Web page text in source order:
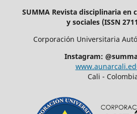
SUMMA Revista disciplinaria en
y sociales (ISSN
Corporación Universitaria
Instagram:
Cali -